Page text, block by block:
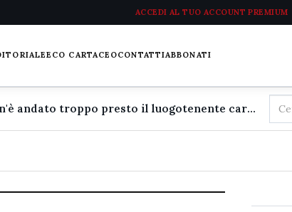
ACCEDI AL TUO ACCOUNT PREMIUM
ECO CARTACEOCONTATTIABBONATI
Arma dei Carabinieri in lutto: se n'è andato troppo presto il luogotenente carica speciale Tommaso Stracqualursi
Cerca
nel